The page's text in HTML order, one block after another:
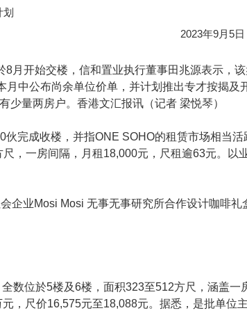
2023年9月5
月开始交楼，信和置业执行董事田兆源表示，该
中公布尚余单位价单，并计划推出专才按揭及
量两房户。香港文汇报讯（记者 梁悦琴）
完成收楼，并指ONE SOHO的租赁市场相当活
，一房间隔，月租18,000元，尺租逾63元。以
企业Mosi Mosi 无事无事研究所合作设计咖啡礼
数位於5楼及6楼，面积323至512方尺，涵盖一
，尺价16,575元至18,088元。据悉，是批单位